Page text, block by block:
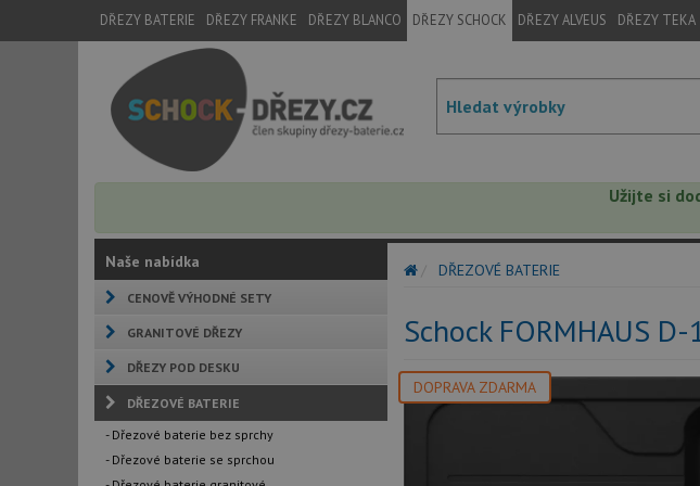
DŘEZY BATERIE DŘEZY FRANKE DŘEZY BLANCO DŘEZY SCHOCK DŘEZY ALVEUS DŘEZY TEKA
Užijte si
Naše nabídka
CENOVĚ VÝHODNÉ SETY
GRANITOVÉ DŘEZY
DŘEZY POD DESKU
DŘEZOVÉ BATERIE
- Dřezové baterie bez sprchy
- Dřezové baterie se sprchou
DŘEZOVÉ BATERIE
Schock FORMHAUS
DOPRAVA ZDARMA